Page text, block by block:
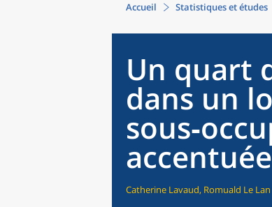
Accueil Statistiques et études
Un quart
dans un
accentuée
Catherine Lavaud, Romuald Le